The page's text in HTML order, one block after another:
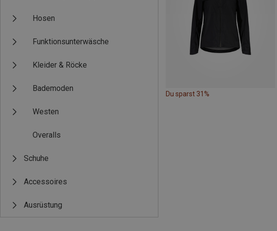
Hosen
Funktionsunterwäsche
Kleider & Röcke
Bademoden
Westen
Overalls
Schuhe
Accessoires
Ausrüstung
Du sparst 31%